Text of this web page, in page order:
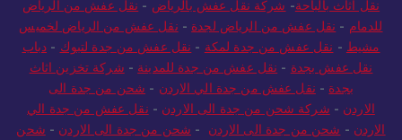
نقل اثاث بالباحة- شركة نقل عفش بالرياض - نقل عفش من الرياض
للدمام - نقل عفش من الرياض لجدة - نقل عفش من الرياض لخميس
مشيط - نقل عفش من جدة لمكة - نقل عفش من جدة لتبوك - دباب
نقل عفش بجدة - نقل عفش من جدة للمدينة - شركة تخزين اثاث
بجدة - نقل عفش من جدة الي الاردن - شحن من جدة الى
الاردن - شركة شحن من جدة الى الاردن - نقل عفش من جدة الي
الاردن - شحن من جدة الى الاردن - شحن من جدة الى الاردن - شحن